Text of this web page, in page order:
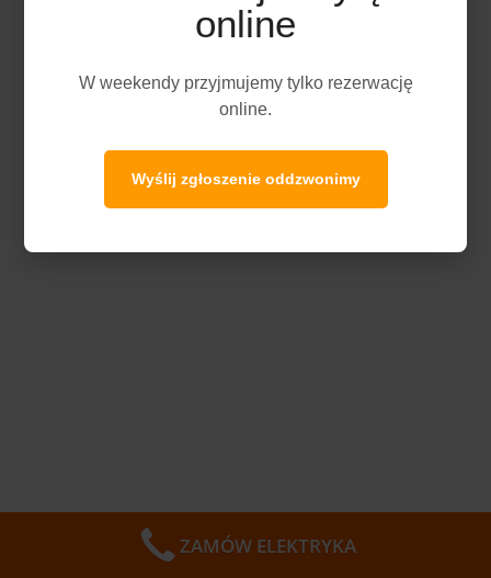
ZAMÓW ELEKTRYKA
online
W weekendy przyjmujemy tylko rezerwację
online.
Wyślij zgłoszenie oddzwonimy